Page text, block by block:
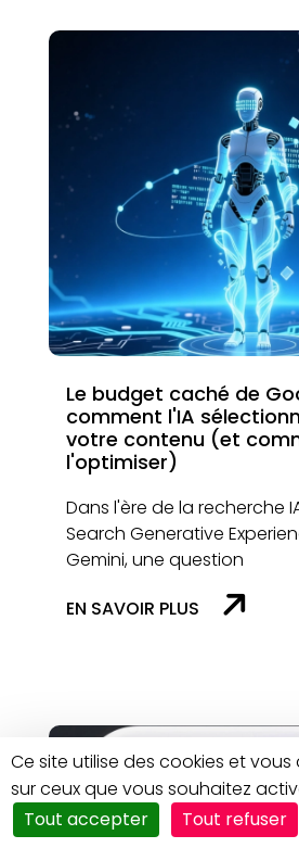
Ce site utilise des cookies et
sur ceux que vous souhaitez
Tout accepter
Tout refuser
Le budget caché de
comment l'IA
votre contenu (et
l'optimiser)
Dans l'ère de la recherche
Search Generative
Gemini, une question
EN SAVOIR PLUS